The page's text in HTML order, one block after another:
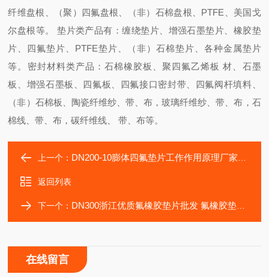
纤维盘根、（聚）四氟盘根、（非）石棉盘根、PTFE、美国戈
尔盘根等。 垫片类产品有：缠绕垫片、增强石墨垫片、橡胶垫
片、四氟垫片、PTFE垫片、（非）石棉垫片、各种金属垫片
等。密封材料类产品：石棉橡胶板、聚四氟乙烯板 材、石墨
板、增强石墨板、四氟板、四氟接口密封带、四氟阀杆填料、
（非）石棉板、陶瓷纤维纱、带、布，玻璃纤维纱、带、布，石
棉线、带、布，碳纤维线、 带、布等。
上一个： DN200-10膨体四氟垫片工作作用原理厂家直供
返回列表
下一个： DN300浙江优质氟橡胶垫片批发 氟橡胶垫片厂家
在线留言